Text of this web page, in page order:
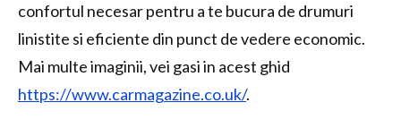
confortul necesar pentru a te bucura de drumuri
linistite si eficiente din punct de vedere economic.
Mai multe imaginii, vei gasi in acest ghid
https://www.carmagazine.co.uk/.